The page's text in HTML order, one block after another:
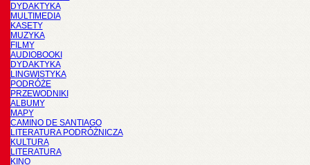
DYDAKTYKA
MULTIMEDIA
KASETY
MUZYKA
FILMY
AUDIOBOOKI
DYDAKTYKA
LINGWISTYKA
PODRÓŻE
PRZEWODNIKI
ALBUMY
MAPY
CAMINO DE SANTIAGO
LITERATURA PODRÓŻNICZA
KULTURA
LITERATURA
KINO